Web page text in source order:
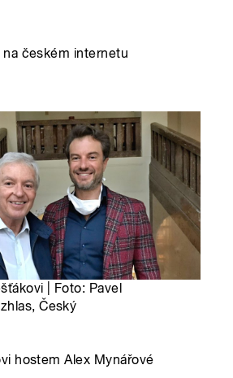
českém internetu
| Foto: Pavel
Český
hostem Alex Mynářové